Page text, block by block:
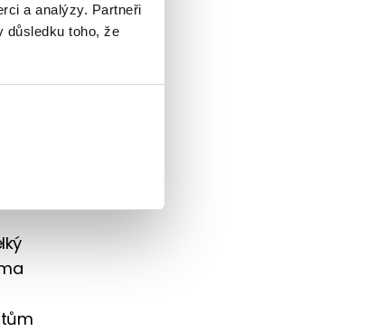
a analýzy. Partneři
důsledku toho, že
a to